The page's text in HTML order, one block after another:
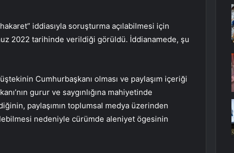
iddiasıyla soruşturma açılabilmesi için
2022 tarihinde verildiği görüldü. İddianamede, şu
Cumhurbaşkanı olması ve paylaşım içeriği
gurur ve saygınlığına mahiyetinde
paylaşımın toplumsal medya üzerinden
nedeniyle cürümde aleniyet ögesinin